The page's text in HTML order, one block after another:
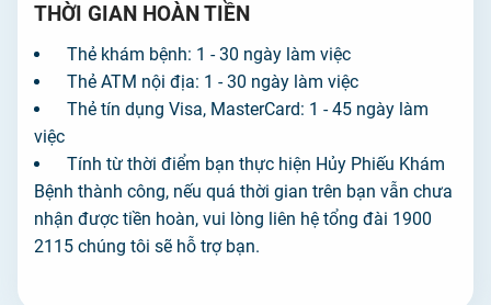
THỜI GIAN HOÀN TIỀN
Thẻ khám bệnh: 1 - 30 ngày làm việc
Thẻ ATM nội địa: 1 - 30 ngày làm việc
Thẻ tín dụng Visa, MasterCard: 1 - 45 ngày làm
việc
Tính từ thời điểm bạn thực hiện Hủy Phiếu Khám
Bệnh thành công, nếu quá thời gian trên bạn vẫn chưa
nhận được tiền hoàn, vui lòng liên hệ tổng đài 1900
2115 chúng tôi sẽ hỗ trợ bạn.